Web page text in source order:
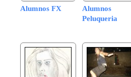
Alumnos FX
Alumnos
Peluqueria